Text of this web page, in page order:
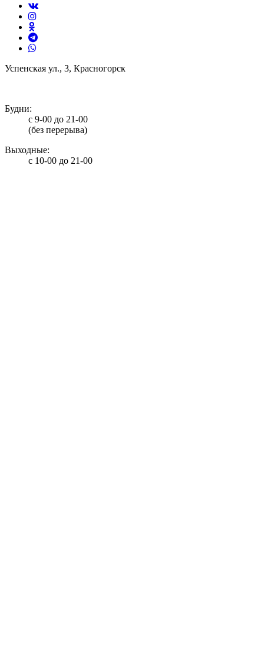
Успенская ул., 3, Красногорск
Будни:
с 9-00 до 21-00
(без перерыва)
Выходные:
с 10-00 до 21-00